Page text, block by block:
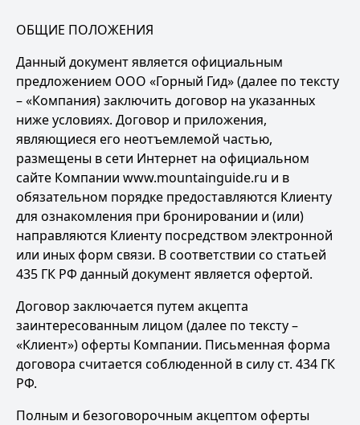
ОБЩИЕ ПОЛОЖЕНИЯ
Данный документ является официальным
предложением ООО «Горный Гид» (далее по тексту
– «Компания) заключить договор на указанных
ниже условиях. Договор и приложения,
являющиеся его неотъемлемой частью,
размещены в сети Интернет на официальном
сайте Компании www.mountainguide.ru и в
обязательном порядке предоставляются Клиенту
для ознакомления при бронировании и (или)
направляются Клиенту посредством электронной
или иных форм связи. В соответствии со статьей
435 ГК РФ данный документ является офертой.
Договор заключается путем акцепта
заинтересованным лицом (далее по тексту –
«Клиент») оферты Компании. Письменная форма
договора считается соблюденной в силу ст. 434 ГК
РФ.
Полным и безоговорочным акцептом оферты